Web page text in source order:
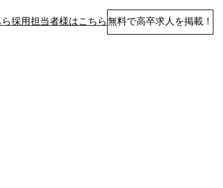
採用担当者様はこちら無料で高卒求人を掲載！